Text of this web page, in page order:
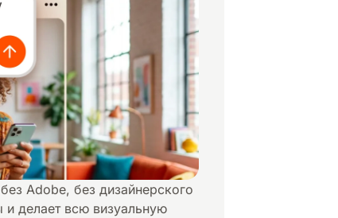
Adobe, без дизайнерского
делает всю визуальную